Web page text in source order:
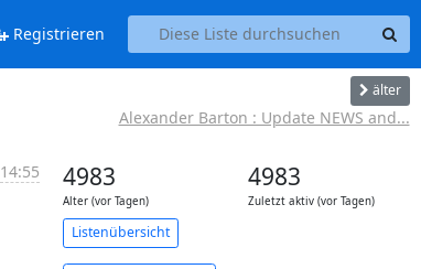
Registrieren
älter
Alexander Barton : Update NEWS and...
14:55 4983
Alter (vor Tagen)
4983
Zuletzt aktiv (vor Tagen)
Listenübersicht